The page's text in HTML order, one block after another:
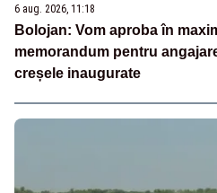
6 aug. 2026, 11:18
Bolojan: Vom aproba în
memorandum pentru
creșele inaugurate